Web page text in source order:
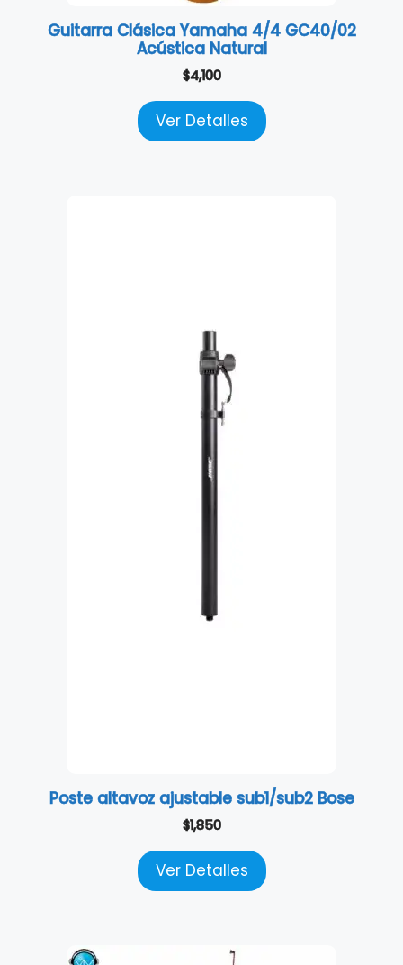
Guitarra Clásica Yamaha 4/4 GC40/02
Acústica Natural
$4,100
Ver Detalles
Poste altavoz ajustable sub1/sub2 Bose
$1,850
Ver Detalles